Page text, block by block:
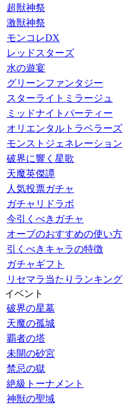
超獣神祭
激獣神祭
モンコレDX
レッドスターズ
水の遊宴
グリーンファンタジー
スターライトミラージュ
ミッドナイトパーティー
オリエンタルトラベラーズ
モンストジェネレーション
破界に響く星歌
天魔英傑譚
人気投票ガチャ
ガチャリドラボ
今引くべきガチャ
オーブのおすすめの使い方
引くべきキャラの特徴
ガチャギフト
リセマラ当たりランキング
イベント
破界の星墓
天魔の孤城
覇者の塔
未開の砂宮
禁忌の獄
絶級トーナメント
神獣の聖域